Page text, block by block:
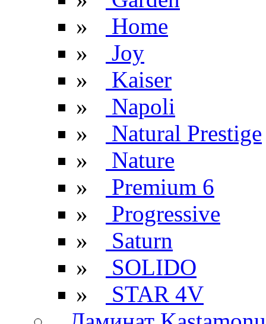
»
Home
»
Joy
»
Kaiser
»
Napoli
»
Natural Prestige
»
Nature
»
Premium 6
»
Progressive
»
Saturn
»
SOLIDO
»
STAR 4V